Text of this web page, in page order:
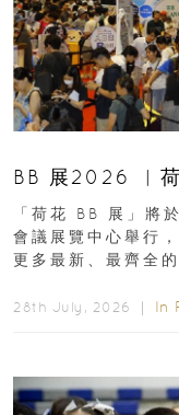
BB 展2026 ︳
「荷花 BB 展」
會議展覽中心舉行
更多最新、最齊全
28th July, 2026 ｜ In